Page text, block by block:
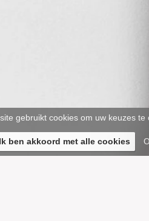
gebruikt cookies om uw keuzes
ben akkoord met alle cookies